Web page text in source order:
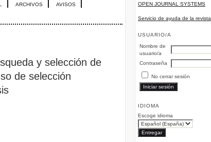
OPEN JOURNAL SYSTEMS
Servicio de ayuda de la revista
USUARIO/A
Nombre de
usuario/a
Contraseña
No cerrar sesión
IDIOMA
Escoge idioma
ARCHIVOS AVISOS
y selección de
de selección